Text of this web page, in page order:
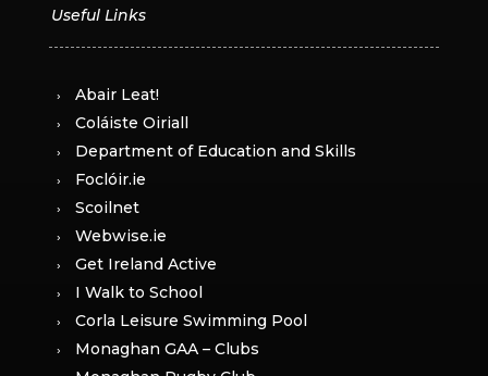
Abair Leat!
Coláiste Oiriall
Department of Education and Skills
Foclóir.ie
Scoilnet
Webwise.ie
Get Ireland Active
I Walk to School
Corla Leisure Swimming Pool
Monaghan GAA – Clubs